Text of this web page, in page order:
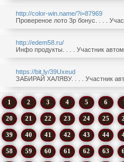
http://color-win.name/?i=87969
Провереное лото 3р бонус. . . .
http://edem58.ru/
Инфо продукты. . . . Участник
https://bit.ly/39Uxeud
ЗАБИРАЙ ХАЛЯВУ. . . . Участник
1 2 3 4 5 6
20 21 22 23 24 25
39 40 41 42 43 44
58 59 60 61 62 63